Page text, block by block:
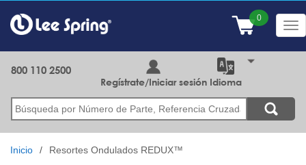
contenido
principal
Buscar
800 110 2500
Regístrate/Iniciar sesiónIdioma
Inicio Resortes Ondulados REDUX™